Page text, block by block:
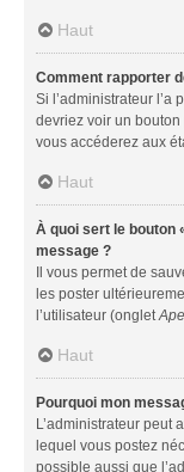
Haut
Comment rapporter
Si l’administrateur l’a
devriez voir un
vous accéderez aux
Haut
À quoi sert le bouton
message ?
Il vous permet de
les poster
l’utilisateur (onglet
Haut
Pourquoi mon
L’administrateur peut
lequel vous postez
possible aussi que